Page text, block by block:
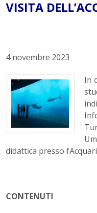
VISITA
4 novembre 2023
In
didattica presso
CONTENUTI